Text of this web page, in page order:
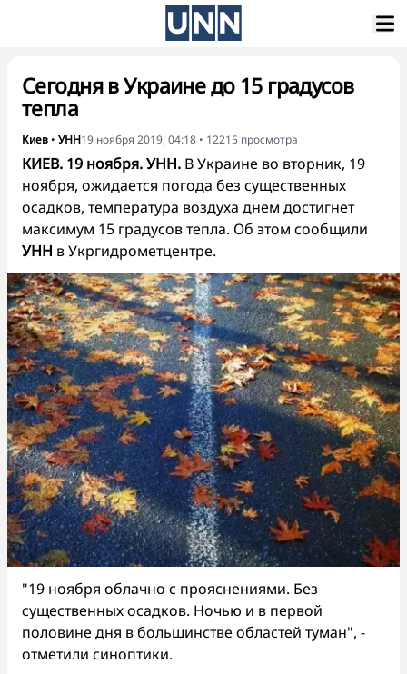
Сегодня в Украине до 15 градусов
тепла
Киев • УНН19 ноября 2019, 04:18 • 12215 просмотра
КИЕВ. 19 ноября. УНН. В Украине во вторник, 19
ноября, ожидается погода без существенных
осадков, температура воздуха днем достигнет
максимум 15 градусов тепла. Об этом сообщили
УНН в Укргидрометцентре.
"19 ноября облачно с прояснениями. Без
существенных осадков. Ночью и в первой
половине дня в большинстве областей туман", -
отметили синоптики.